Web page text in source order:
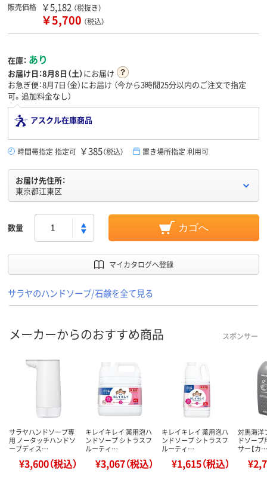
販売価格 ￥5,182 （税抜き）
￥5,700 （税込）
在庫： あり
お届け日：8月8日（土）にお届け
お急ぎ便：8月7日（金）にお届け （今から3時間25分以内のご注文で指定
可。追加料金なし）
アスクル在庫商品
時間帯指定 指定可 ￥385（税込） 置き場所指定 利用可
お届け先住所：
東京都江東区
数量 カゴへ
マイカタログへ登録
サラヤのハンドソープ/石鹸を全て見る
メーカーからのおすすめ商品 スポンサー
サラヤハンドソープ専
用 ノータッチハンドソ
ープディス…
¥3,600（税込）
キレイキレイ 薬用泡ハ
ンドソープ シトラスフ
ルーティ…
¥3,067（税込）
キレイキレイ 薬用泡ハ
ンドソープ シトラスフ
ルーティ…
¥1,615（税込）
対馬海洋
ドソープ
サー【カ…